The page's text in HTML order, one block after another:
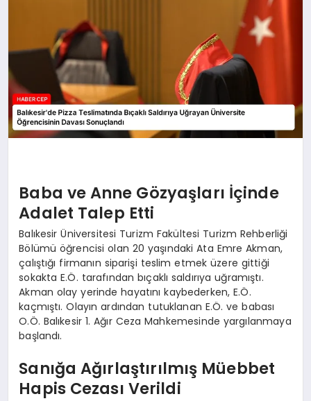
Baba ve Anne Gözyaşları İçinde
Adalet Talep Etti
Balıkesir Üniversitesi Turizm Fakültesi Turizm Rehberliği
Bölümü öğrencisi olan 20 yaşındaki Ata Emre Akman,
çalıştığı firmanın siparişi teslim etmek üzere gittiği
sokakta E.Ö. tarafından bıçaklı saldırıya uğramıştı.
Akman olay yerinde hayatını kaybederken, E.Ö.
kaçmıştı. Olayın ardından tutuklanan E.Ö. ve babası
O.Ö. Balıkesir 1. Ağır Ceza Mahkemesinde yargılanmaya
başlandı.
Sanığa Ağırlaştırılmış Müebbet
Hapis Cezası Verildi